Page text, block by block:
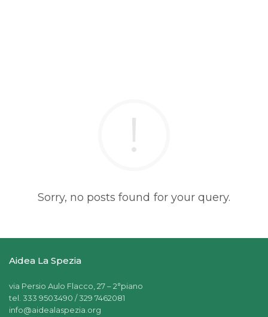
Sorry, no posts found for your query.
Aidea La Spezia
via Persio Aulo Flacco, 27 – 2°piano
tel. 333 9503490 / 329 7462081
info@aidealaspezia.org